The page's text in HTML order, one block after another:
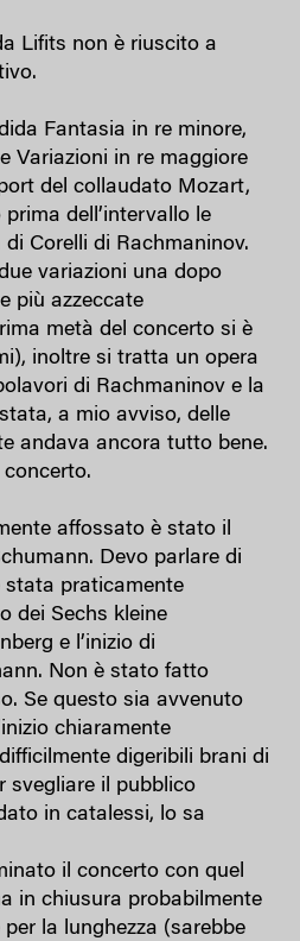
Lifits non è riuscito a
Fantasia in re minore,
Variazioni in re maggiore
del collaudato Mozart,
dell’intervallo le
Corelli di Rachmaninov.
variazioni una dopo
più azzeccate
metà del concerto si è
inoltre si tratta un opera
di Rachmaninov e la
a mio avviso, delle
andava ancora tutto bene.
affossato è stato il
Devo parlare di
stata praticamente
dei Sechs kleine
e l’inizio di
Non è stato fatto
Se questo sia avvenuto
chiaramente
digeribili brani di
svegliare il pubblico
in catalessi, lo sa
il concerto con quel
in chiusura probabilmente
per la lunghezza (sarebbe